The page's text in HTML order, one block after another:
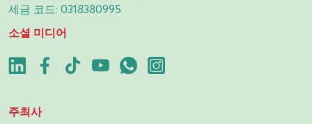
세금 코드: 0318380995
소셜 미디어
주최사